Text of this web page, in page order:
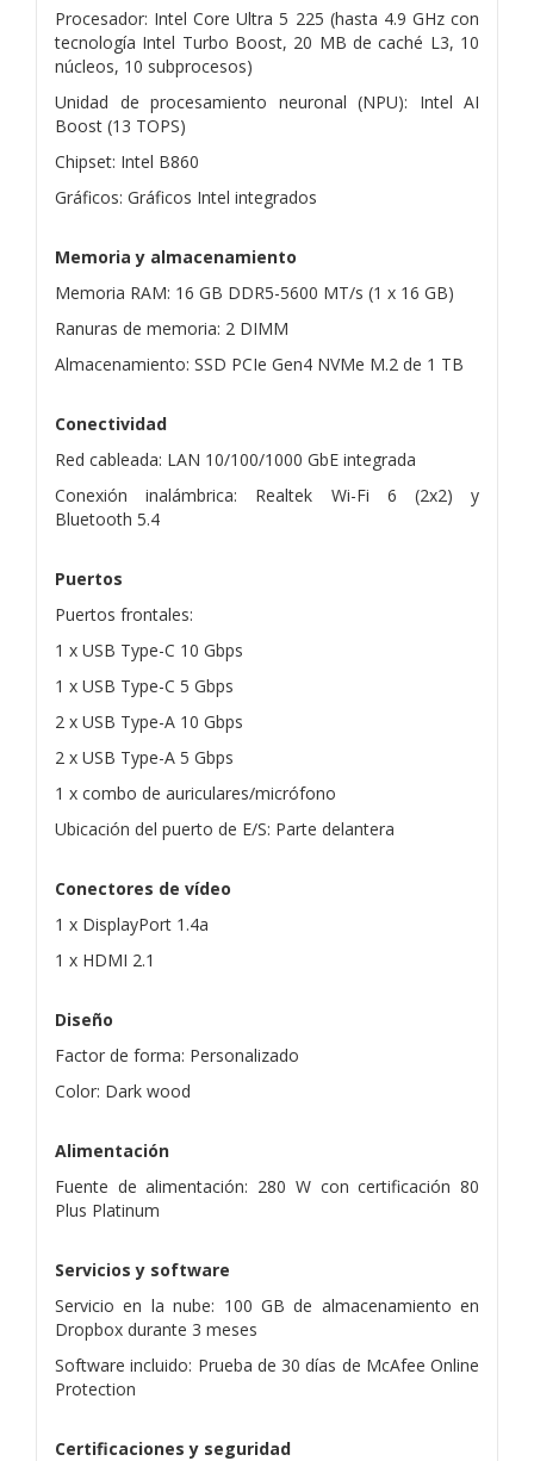
Procesador: Intel Core Ultra 5 225 (hasta 4.9 GHz con
tecnología Intel Turbo Boost, 20 MB de caché L3, 10
núcleos, 10 subprocesos)
Unidad de procesamiento neuronal (NPU): Intel AI
Boost (13 TOPS)
Chipset: Intel B860
Gráficos: Gráficos Intel integrados
Memoria y almacenamiento
Memoria RAM: 16 GB DDR5-5600 MT/s (1 x 16 GB)
Ranuras de memoria: 2 DIMM
Almacenamiento: SSD PCIe Gen4 NVMe M.2 de 1 TB
Conectividad
Red cableada: LAN 10/100/1000 GbE integrada
Conexión inalámbrica: Realtek Wi-Fi 6 (2x2) y
Bluetooth 5.4
Puertos
Puertos frontales:
1 x USB Type-C 10 Gbps
1 x USB Type-C 5 Gbps
2 x USB Type-A 10 Gbps
2 x USB Type-A 5 Gbps
1 x combo de auriculares/micrófono
Ubicación del puerto de E/S: Parte delantera
Conectores de vídeo
1 x DisplayPort 1.4a
1 x HDMI 2.1
Diseño
Factor de forma: Personalizado
Color: Dark wood
Alimentación
Fuente de alimentación: 280 W con certificación 80
Plus Platinum
Servicios y software
Servicio en la nube: 100 GB de almacenamiento en
Dropbox durante 3 meses
Software incluido: Prueba de 30 días de McAfee Online
Protection
Certificaciones y seguridad